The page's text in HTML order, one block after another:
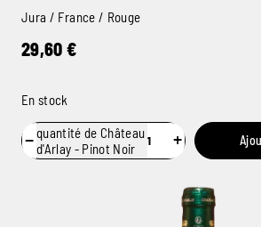
Jura / France / Rouge
29,60 €
En stock
−quantité de Château
d'Arlay - Pinot Noir
+